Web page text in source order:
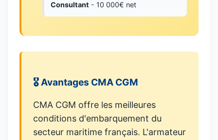
Consultant - 10 000€ net
🎖️ Avantages CMA CGM
CMA CGM offre les meilleures
conditions d'embarquement du
secteur maritime français. L'armateur